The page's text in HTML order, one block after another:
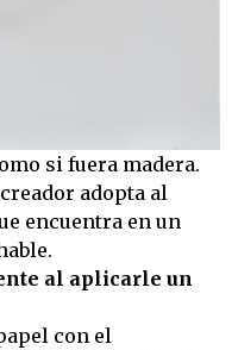
si fuera madera.
adopta al
encuentra en un
al aplicarle un
con el